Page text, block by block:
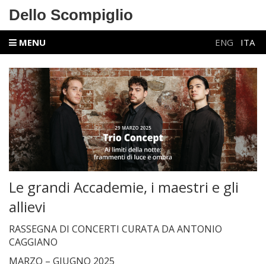
Dello Scompiglio
MENU ENG ITA
Le grandi Accademie, i maestri e gli
allievi
RASSEGNA DI CONCERTI CURATA DA ANTONIO
CAGGIANO
MARZO – GIUGNO 2025